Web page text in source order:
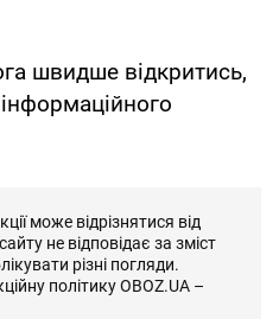
швидше відкритись,
може відрізнятися від
не відповідає за зміст
різні погляди.
політику OBOZ.UA –